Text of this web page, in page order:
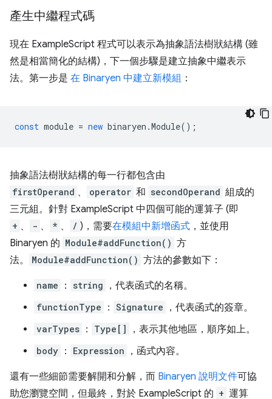
產生中繼程式碼
現在 ExampleScript 程式可以表示為抽象語法樹狀結構 (雖
然是相當簡化的結構)，下一個步驟是建立抽象中繼表示
法。第一步是 在 Binaryen 中建立新模組 ：
const module = new binaryen .Module();
抽象語法樹狀結構的每一行都包含由
firstOperand 、 operator 和 secondOperand 組成的
三元組。針對 ExampleScript 中四個可能的運算子 (即
+ 、 - 、 * 、 / )，需要在模組中新增函式 ，並使用
Binaryen 的 Module#addFunction() 方
法。
Module#addFunction() 方法的參數如下：
name ： string ，代表函式的名稱。
functionType ： Signature ，代表函式的簽章。
varTypes ： Type[] ，表示其他地區，順序如上。
body ： Expression ，函式內容。
還有一些細節需要解開和分解，而 Binaryen 說明文件可協
助您瀏覽空間，但最終，對於 ExampleScript 的 + 運算